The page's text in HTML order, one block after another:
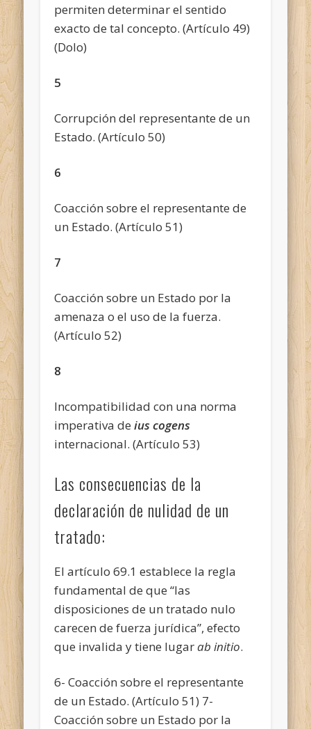
permiten determinar el sentido
exacto de tal concepto. (Artículo 49)
(Dolo)
5
Corrupción del representante de un
Estado. (Artículo 50)
6
Coacción sobre el representante de
un Estado. (Artículo 51)
7
Coacción sobre un Estado por la
amenaza o el uso de la fuerza.
(Artículo 52)
8
Incompatibilidad con una norma
imperativa deius cogens
internacional. (Artículo 53)
Las consecuencias de la
declaración de nulidad de un
tratado:
El artículo 69.1 establece la regla
fundamental de que “las
disposiciones de un tratado nulo
carecen de fuerza jurídica”, efecto
que invalida y tiene lugarab initio.
6- Coacción sobre el representante
de un Estado. (Artículo 51) 7-
Coacción sobre un Estado por la